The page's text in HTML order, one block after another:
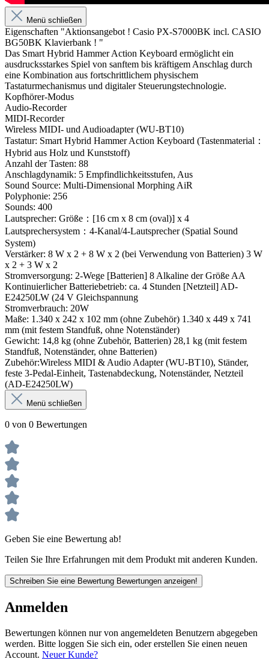
Menü schließen
Eigenschaften "Aktionsangebot ! Casio PX-S7000BK incl. CASIO
BG50BK Klavierbank ! "
Das Smart Hybrid Hammer Action Keyboard ermöglicht ein
ausdrucksstarkes Spiel von sanftem bis kräftigem Anschlag durch
eine Kombination aus fortschrittlichem physischem
Tastaturmechanismus und digitaler Steuerungstechnologie.
Kopfhörer-Modus
Audio-Recorder
MIDI-Recorder
Wireless MIDI- und Audioadapter (WU-BT10)
Tastatur: Smart Hybrid Hammer Action Keyboard (Tastenmaterial：
Hybrid aus Holz und Kunststoff)
Anzahl der Tasten: 88
Anschlagdynamik: 5 Empfindlichkeitsstufen, Aus
Sound Source: Multi-Dimensional Morphing AiR
Polyphonie: 256
Sounds: 400
Lautsprecher: Größe：[16 cm x 8 cm (oval)] x 4
Lautsprechersystem：4-Kanal/4-Lautsprecher (Spatial Sound
System)
Verstärker: 8 W x 2 + 8 W x 2 (bei Verwendung von Batterien) 3 W
x 2 + 3 W x 2
Stromversorgung: 2-Wege [Batterien] 8 Alkaline der Größe AA
Kontinuierlicher Batteriebetrieb: ca. 4 Stunden [Netzteil] AD-
E24250LW (24 V Gleichspannung
Stromverbrauch: 20W
Maße: 1.340 x 242 x 102 mm (ohne Zubehör) 1.340 x 449 x 741
mm (mit festem Standfuß, ohne Notenständer)
Gewicht: 14,8 kg (ohne Zubehör, Batterien) 28,1 kg (mit festem
Standfuß, Notenständer, ohne Batterien)
Zubehör:Wireless MIDI & Audio Adapter (WU-BT10), Ständer,
feste 3-Pedal-Einheit, Tastenabdeckung, Notenständer, Netzteil
(AD-E24250LW)
Menü schließen
0 von 0 Bewertungen
Geben Sie eine Bewertung ab!
Teilen Sie Ihre Erfahrungen mit dem Produkt mit anderen Kunden.
Schreiben Sie eine Bewertung Bewertungen anzeigen!
Anmelden
Bewertungen können nur von angemeldeten Benutzern abgegeben
werden. Bitte loggen Sie sich ein, oder erstellen Sie einen neuen
Account. Neuer Kunde?